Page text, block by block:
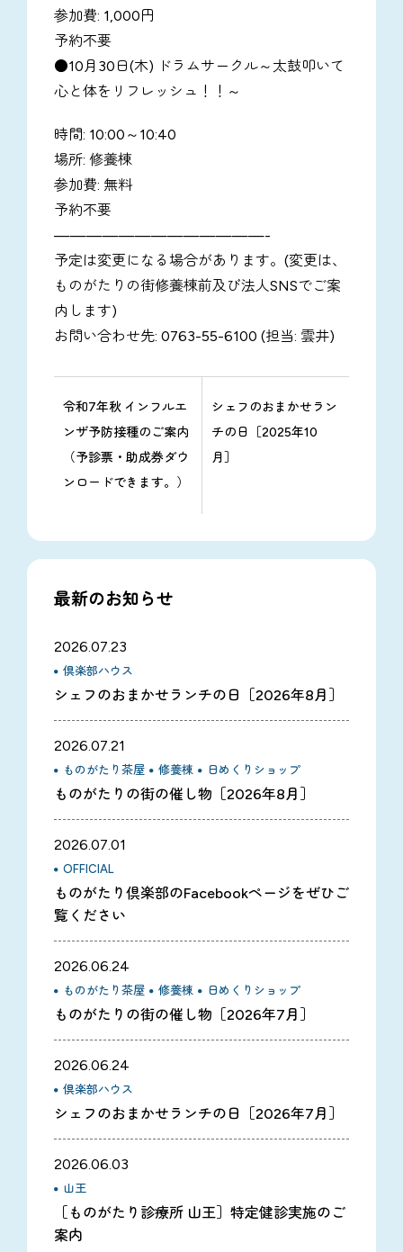
参加費: 1,000円
予約不要
●10月30日(木) ドラムサークル～太鼓叩いて
心と体をリフレッシュ！！～
時間: 10:00～10:40
場所: 修養棟
参加費: 無料
予約不要
—————————————-
予定は変更になる場合があります。(変更は、
ものがたりの街修養棟前及び法人SNSでご案
内します)
お問い合わせ先: 0763-55-6100 (担当: 雲井)
令和7年秋 インフルエ
ンザ予防接種のご案内
（予診票・助成券ダウ
ンロードできます。）
シェフのおまかせラン
チの日［2025年10
月］
最新のお知らせ
2026.07.23
倶楽部ハウス
シェフのおまかせランチの日［2026年8月］
2026.07.21
ものがたり茶屋 修養棟 日めくりショップ
ものがたりの街の催し物［2026年8月］
2026.07.01
OFFICIAL
ものがたり倶楽部のFacebookページをぜひご
覧ください
2026.06.24
ものがたり茶屋 修養棟 日めくりショップ
ものがたりの街の催し物［2026年7月］
2026.06.24
倶楽部ハウス
シェフのおまかせランチの日［2026年7月］
2026.06.03
山王
［ものがたり診療所 山王］特定健診実施のご
案内